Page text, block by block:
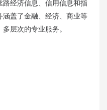
经济信息、信用信息和指
盖了金融、经济、商业等
层次的专业服务。